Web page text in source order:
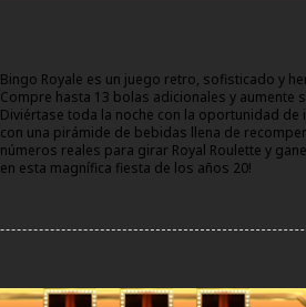
Bingo Royale es un juego retro, sofisticado y
Compre hasta 13 bolas adicionales y
Diviértase toda la noche con la oportunidad
con una pirámide de bebidas llena de
números reales para girar Royal Roulette y
en esta magnífica fiesta de los años 20!